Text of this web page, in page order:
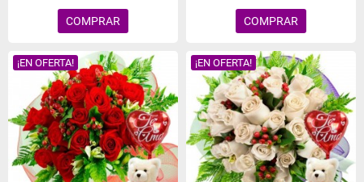
COMPRAR COMPRAR
¡EN OFERTA! ¡EN OFERTA!